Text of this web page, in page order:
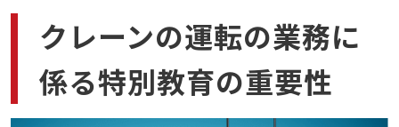
防げたポイント
の挟まれ災害」
クレーンの運転の業務に
係る特別教育の重要性